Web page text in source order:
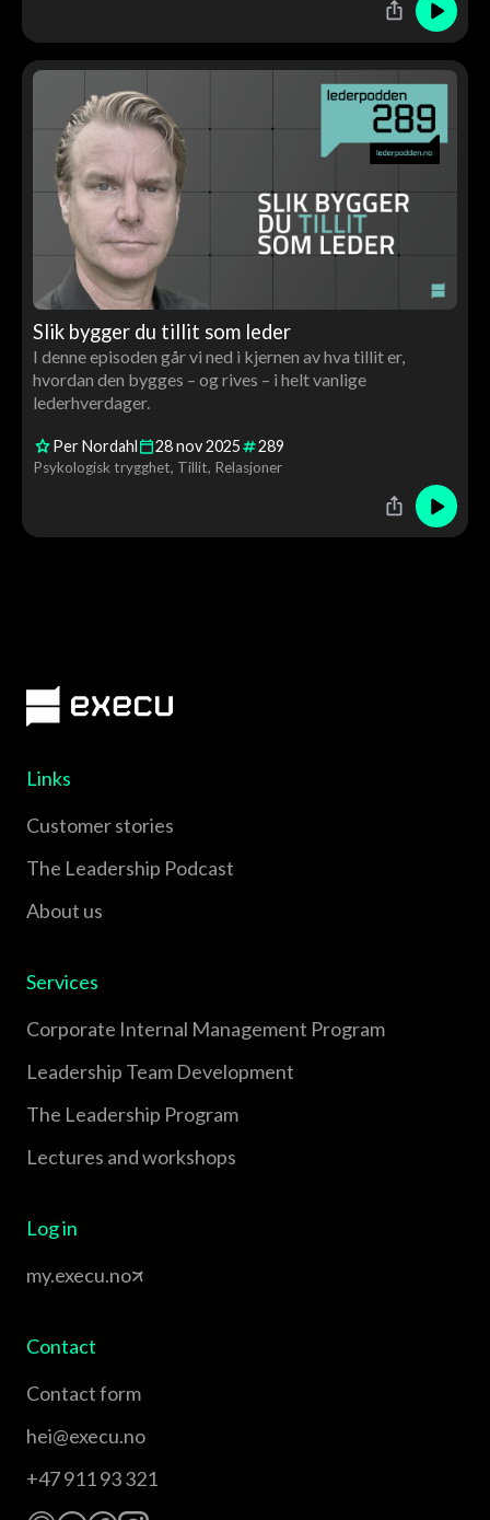
Slik bygger du tillit som leder
I denne episoden går vi ned i kjernen av hva tillit er,
hvordan den bygges – og rives – i helt vanlige
lederhverdager.
Per Nordahl 28nov2025 289
Psykologisk trygghet Tillit Relasjoner
Links
Customer stories
The Leadership Podcast
About us
Services
Corporate Internal Management Program
Leadership Team Development
The Leadership Program
Lectures and workshops
Log in
my.execu.no
Contact
Contact form
hei@execu.no
+47 911 93 321